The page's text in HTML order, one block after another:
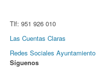
Tlf: 951 926 010
Las Cuentas Claras
Redes Sociales Ayuntamiento
Síguenos